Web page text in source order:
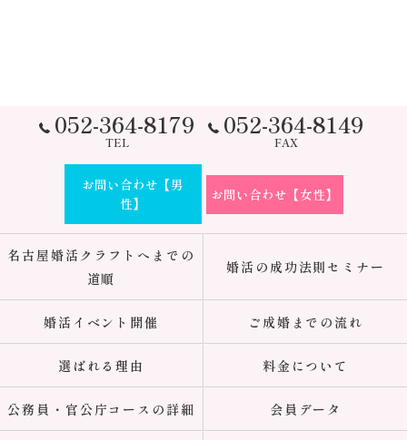
052-364-8179
TEL
052-364-8149
FAX
お問い合わせ【男
性】
お問い合わせ【女性】
名古屋婚活クラフトへまでの
道順
婚活の成功法則セミナー
婚活イベント開催 ご成婚までの流れ
選ばれる理由 料金について
公務員・官公庁コースの詳細 会員データ